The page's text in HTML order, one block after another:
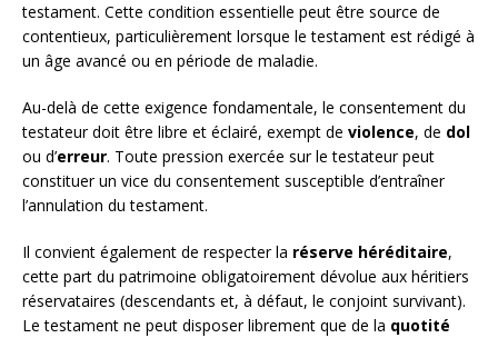
testament. Cette condition essentielle peut être source de
contentieux, particulièrement lorsque le testament est rédigé à
un âge avancé ou en période de maladie.
Au-delà de cette exigence fondamentale, le consentement du
testateur doit être libre et éclairé, exempt de violence, de dol
ou d’erreur. Toute pression exercée sur le testateur peut
constituer un vice du consentement susceptible d’entraîner
l’annulation du testament.
Il convient également de respecter la réserve héréditaire,
cette part du patrimoine obligatoirement dévolue aux héritiers
réservataires (descendants et, à défaut, le conjoint survivant).
Le testament ne peut disposer librement que de la quotité